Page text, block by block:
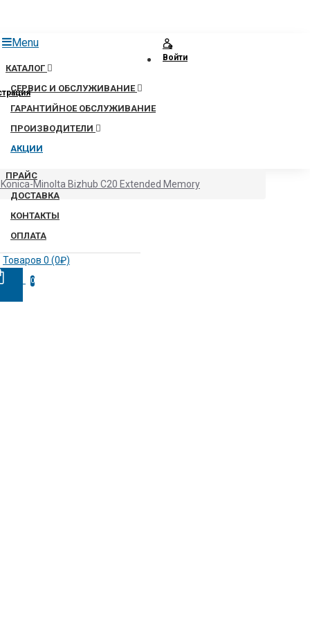
Menu
КАТАЛОГ
СЕРВИС И ОБСЛУЖИВАНИЕ
ГАРАНТИЙНОЕ ОБСЛУЖИВАНИЕ
ПРОИЗВОДИТЕЛИ
АКЦИИ
ПРАЙС
ДОСТАВКА
КОНТАКТЫ
ОПЛАТА
Товаров 0 (0₽)
0
Войти
Minolta Bizhub C20 Extended Memory